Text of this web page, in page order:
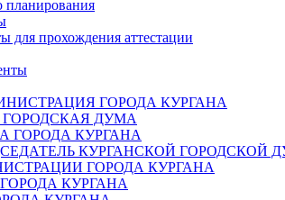
планирования
для прохождения аттестации
ГОРОДА КУРГАНА
ДУМА
ГОРОДА КУРГАНА
КУРГАНСКОЙ ГОРОДСКОЙ
ГОРОДА КУРГАНА
КУРГАНА